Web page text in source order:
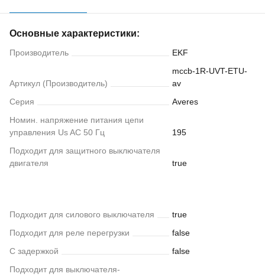
Основные характеристики:
Производитель EKF
Артикул (Производитель)
mccb-1R-UVT-ETU-
av
Серия
Averes
Номин. напряжение питания цепи
управления Us AC 50 Гц
195
Подходит для защитного выключателя
двигателя
true
Подходит для силового выключателя
true
Подходит для реле перегрузки
false
С задержкой
false
Подходит для выключателя-